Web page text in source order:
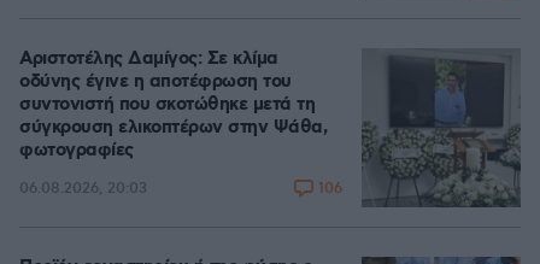
Αριστοτέλης Δαμίγος: Σε κλίμα
οδύνης έγινε η αποτέφρωση του
συντονιστή που σκοτώθηκε μετά τη
σύγκρουση ελικοπτέρων στην Ψάθα,
φωτογραφίες
06.08.2026, 20:03 106